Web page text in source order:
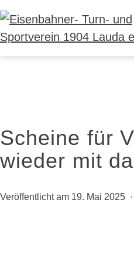
Zum
Inhalt
springen
Eisenbahner-
Lauda
e.
Scheine für
wieder mit
Veröffentlicht am 19. Mai 2025